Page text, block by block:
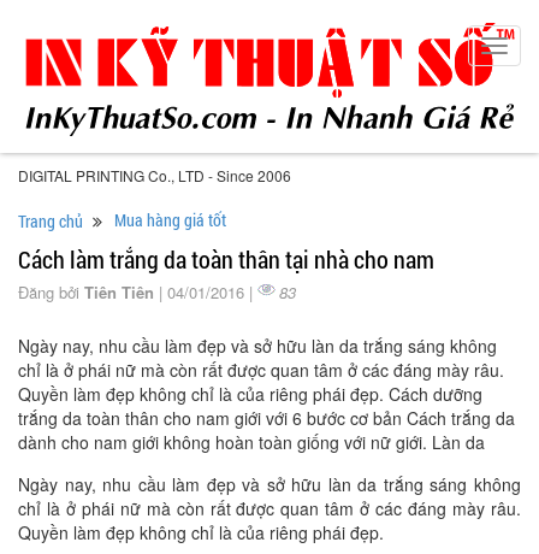
DIGITAL PRINTING Co., LTD - Since 2006
Trang chủ Mua hàng giá tốt
Cách làm trắng da toàn thân tại nhà cho nam
Đăng bởi Tiên Tiên | 04/01/2016 | 83
Ngày nay, nhu cầu làm đẹp và sở hữu làn da trắng sáng không
chỉ là ở phái nữ mà còn rất được quan tâm ở các đáng mày râu.
Quyền làm đẹp không chỉ là của riêng phái đẹp. Cách dưỡng
trắng da toàn thân cho nam giới với 6 bước cơ bản Cách trắng da
dành cho nam giới không hoàn toàn giống với nữ giới. Làn da
Ngày nay, nhu cầu làm đẹp và sở hữu làn da trắng sáng không
chỉ là ở phái nữ mà còn rất được quan tâm ở các đáng mày râu.
Quyền làm đẹp không chỉ là của riêng phái đẹp.